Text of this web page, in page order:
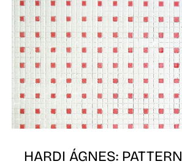
HARDI ÁGNES: PATTERN